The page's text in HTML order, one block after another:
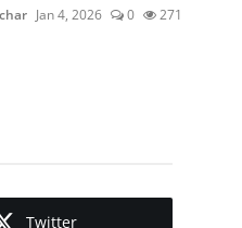
Jan 4, 2026 0 271
Twitter